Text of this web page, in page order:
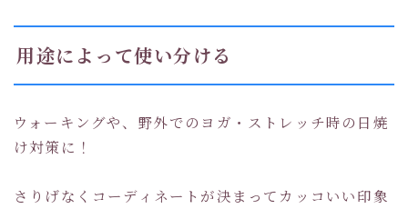
用途によって使い分ける
ウォーキングや、野外でのヨガ・ストレッチ時の日焼
け対策に！
さりげなくコーディネートが決まってカッコいい印象